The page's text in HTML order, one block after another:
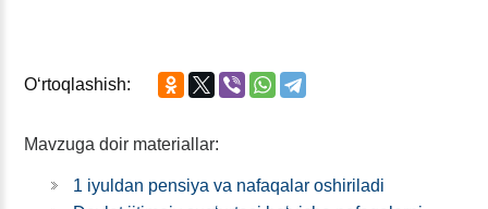
Oʻrtoqlashish:
Mavzuga doir materiallar:
1 iyuldan pensiya va nafaqalar oshiriladi